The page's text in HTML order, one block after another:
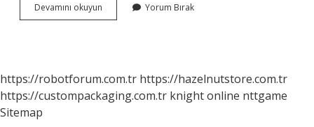
Devamını okuyun Whatsappta
Çöp
Yorum Bırak
https://robotforum.com.tr https://hazelnutstore.com.tr
https://custompackaging.com.tr knight online nttgame
Sitemap